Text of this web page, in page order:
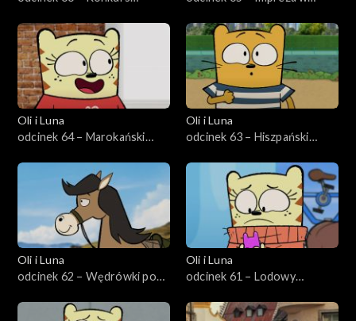
Oli i Luna
odcinek 64 – Marokański
Oli i Luna
odcinek 63 – Hiszpański
Oli i Luna
odcinek 62 – Wędrówki po
Oli i Luna
odcinek 61 – Lodowy